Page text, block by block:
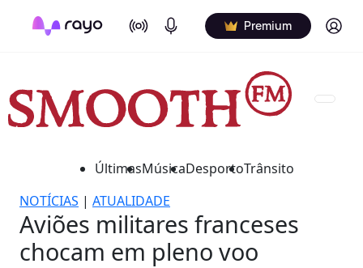
On Air Podcasts Premium Log in
ÚltimasMúsicaDesportoTrânsito
NOTÍCIAS | ATUALIDADE
Aviões militares franceses
chocam em pleno voo